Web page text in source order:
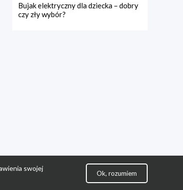
Bujak elektryczny dla dziecka – dobry
czy zły wybór?
swojej
Ok, rozumiem